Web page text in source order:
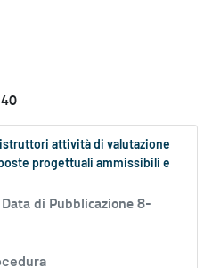
attività di valutazione
progettuali ammissibili e
Data di Pubblicazione 8-